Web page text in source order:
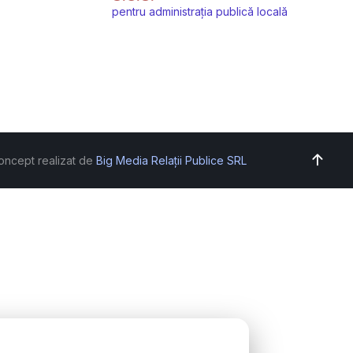
pentru administrația publică locală
realizat de Big Media Relații Publice SRL